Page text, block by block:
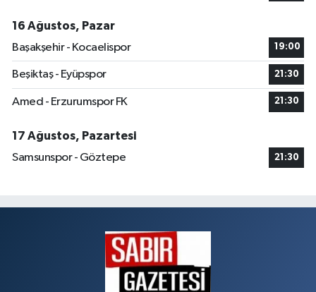
16 Ağustos, Pazar
Başakşehir - Kocaelispor
19:00
Beşiktaş - Eyüpspor 21:30
Amed - Erzurumspor FK 21:30
17 Ağustos, Pazartesi
Samsunspor - Göztepe
21:30